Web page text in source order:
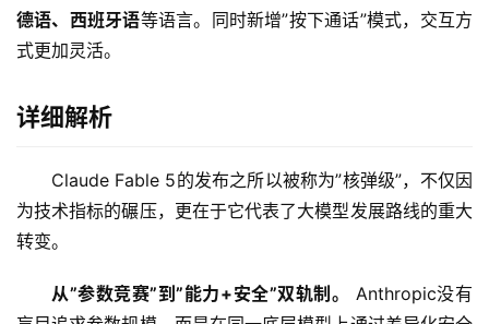
应
用
/
好
文
登录 注册
德语、西班牙语等语言。同时新增”按下通话”模式，交互方
式更加灵活。
详细解析
Claude Fable 5的发布之所以被称为”核弹级”，不仅因
为技术指标的碾压，更在于它代表了大模型发展路线的重大
转变。
从”参数竞赛”到”能力+安全”双轨制。
Anthropic没有